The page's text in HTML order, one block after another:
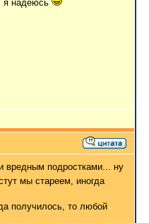
я надеюсь
вредным подростками... ну
мы стареем, иногда
получилось, то любой